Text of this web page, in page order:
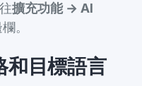
擴充功能 → AI
。
和目標語言